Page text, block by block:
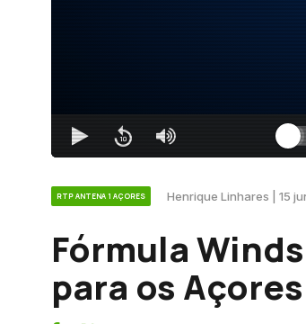
RTP ANTENA 1 AÇORES Henrique Linhares | 15
Fórmula
para os